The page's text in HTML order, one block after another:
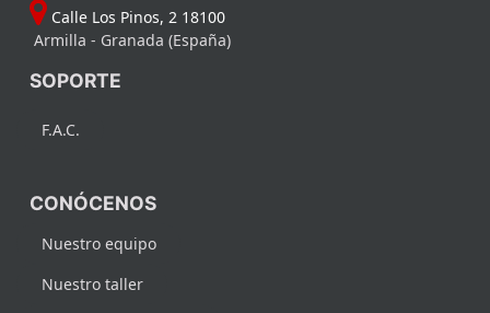
Calle Los Pinos, 2 18100
Armilla - Granada (España)
SOPORTE
F.A.C.
CONÓCENOS
Nuestro equipo
Nuestro taller